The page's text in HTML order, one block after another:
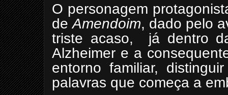
O personagem
deAmendoim, dado pelo
triste acaso,
já dentro
Alzheimer e a
entorno familiar,
palavras que começa a